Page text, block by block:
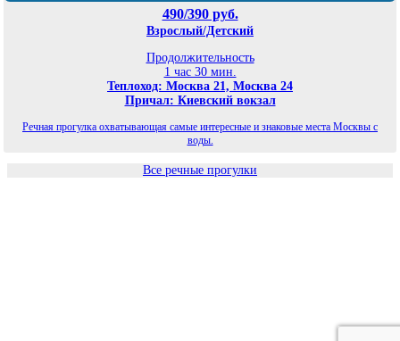
490/390 руб.
Взрослый/Детский
Продолжительность
1 час 30 мин.
Теплоход: Москва 21, Москва 24
Причал: Киевский вокзал
Речная прогулка охватывающая самые интересные и знаковые места Москвы с
воды.
Все речные прогулки